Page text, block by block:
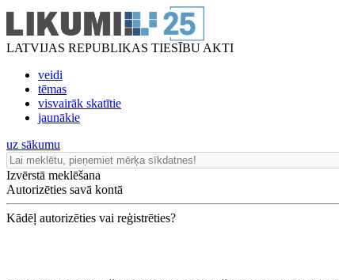
LATVIJAS REPUBLIKAS TIESĪBU AKTI
veidi
tēmas
visvairāk skatītie
jaunākie
uz sākumu
Izvērstā meklēšana
Autorizēties savā kontā
Kādēļ autorizēties vai reģistrēties?